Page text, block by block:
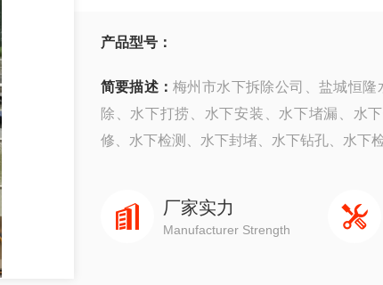
产品型号：
简要描述： 梅州市水下拆除公司、盐城恒
除、水下打捞、水下安装、水下堵漏、水
修、水下检测、水下封堵、水下钻孔、水下
厂家实力
Manufacturer Strength